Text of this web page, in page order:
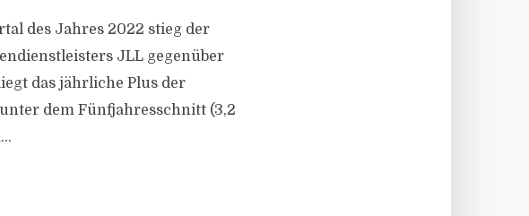
des Jahres 2022 stieg der
JLL gegenüber
das jährliche Plus der
dem Fünfjahresschnitt (3,2